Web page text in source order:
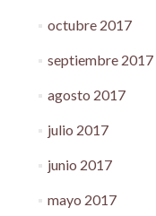
octubre 2017
septiembre 2017
agosto 2017
julio 2017
junio 2017
mayo 2017